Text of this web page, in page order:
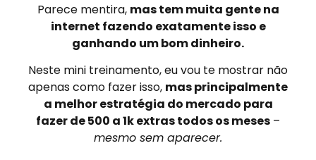
Parece mentira, mas tem muita gente na
internet fazendo exatamente isso e
ganhando um bom dinheiro.
Neste mini treinamento, eu vou te mostrar não
apenas como fazer isso, mas principalmente
a melhor estratégia do mercado para
fazer de 500 a 1k extras todos os meses –
mesmo sem aparecer.